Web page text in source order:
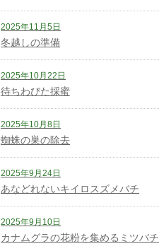
2025年11月5日
冬越しの準備
2025年10月22日
待ちわびた採蜜
2025年10月8日
蜘蛛の巣の除去
2025年9月24日
あなどれないキイロスズメバチ
2025年9月10日
カナムグラの花粉を集めるミツバチ